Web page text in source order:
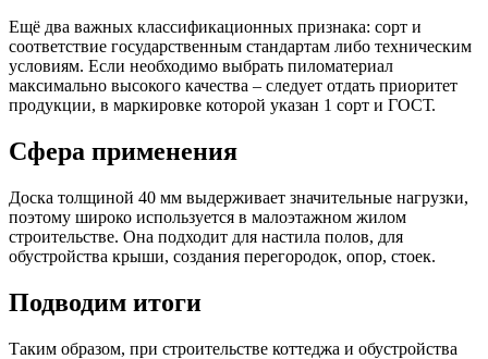
Ещё два важных классификационных признака: сорт и
соответствие государственным стандартам либо техническим
условиям. Если необходимо выбрать пиломатериал
максимально высокого качества – следует отдать приоритет
продукции, в маркировке которой указан 1 сорт и ГОСТ.
Сфера применения
Доска толщиной 40 мм выдерживает значительные нагрузки,
поэтому широко используется в малоэтажном жилом
строительстве. Она подходит для настила полов, для
обустройства крыши, создания перегородок, опор, стоек.
Подводим итоги
Таким образом, при строительстве коттеджа и обустройства